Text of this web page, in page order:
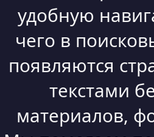
удобную
чего в
появляются
текстами
материалов,